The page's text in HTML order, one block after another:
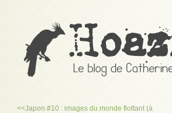
<<Japon #10 : images du monde flottant (à